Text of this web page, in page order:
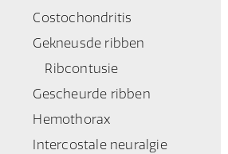
Costochondritis
Gekneusde ribben
Ribcontusie
Gescheurde ribben
Hemothorax
Intercostale neuralgie